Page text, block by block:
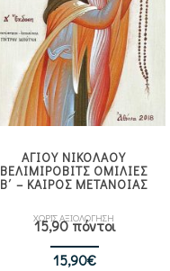
ΑΓΙΟΥ ΝΙΚΟΛΑΟΥ
ΒΕΛΙΜΙΡΟΒΙΤΣ ΟΜΙΛΙΕΣ
Β΄ – ΚΑΙΡΟΣ ΜΕΤΑΝΟΙΑΣ
ΧΩΡΙΣ ΑΞΙΟΛΟΓΗΣΗ
15,90 πόντοι
15,90€